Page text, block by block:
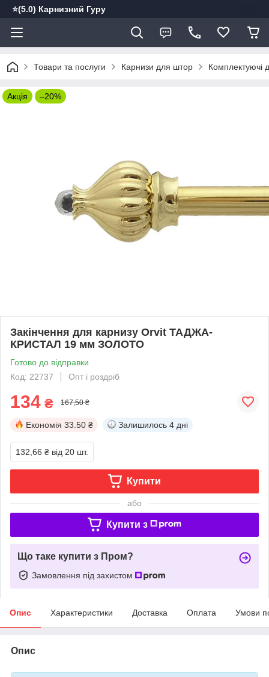
⭐️(5.0) Карнизний Гуру
Товари та послуги Карнизи для штор Комплектуючі
Акція –20%
Закінчення для карнизу Orvit ТАДЖА-
КРИСТАЛ 19 мм ЗОЛОТО
Готово до відправки
Код: 22737
Опт і роздріб
134 ₴ 167,50 ₴
Економія 33.50 ₴ Залишилось 4 дні
132,66 ₴ від 20 шт.
Купити
або
Купити з
Що таке купити з Пром?
Замовлення під захистом
Опис Характеристики Доставка Оплата Умови
Опис